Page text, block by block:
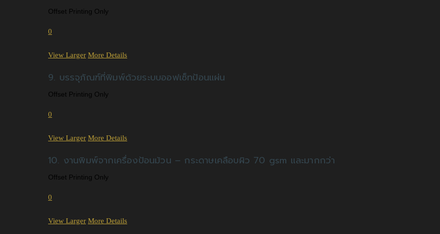
Offset Printing Only
0
View Larger More Details
9. บรรจุภัณฑ์ที่พิมพ์ด้วยระบบออฟเซ็ทป้อนแผ่น
Offset Printing Only
0
View Larger More Details
10. งานพิมพ์จากเครื่องป้อนม้วน – กระดาษเคลือบผิว 70 gsm และมากกว่า
Offset Printing Only
0
View Larger More Details